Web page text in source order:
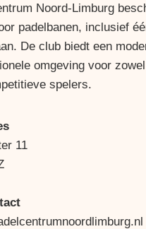
Noord-Limburg
padelbanen, inclusief
De club biedt een
omgeving voor
spelers.
11